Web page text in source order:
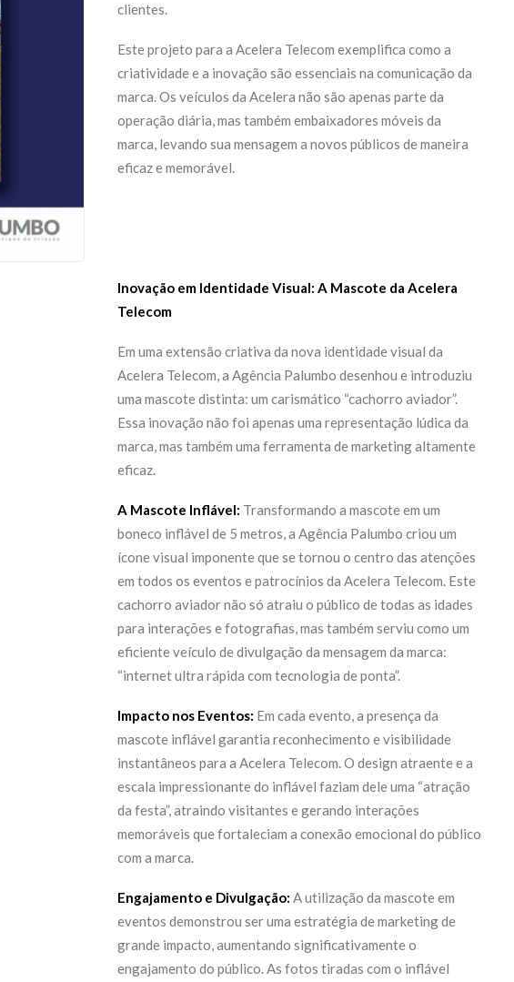
clientes.
Este projeto para a Acelera Telecom exemplifica como a
criatividade e a inovação são essenciais na comunicação da
marca. Os veículos da Acelera não são apenas parte da
operação diária, mas também embaixadores móveis da
marca, levando sua mensagem a novos públicos de maneira
eficaz e memorável.
Inovação em Identidade Visual: A Mascote da Acelera
Telecom
Em uma extensão criativa da nova identidade visual da
Acelera Telecom, a Agência Palumbo desenhou e introduziu
uma mascote distinta: um carismático “cachorro aviador”.
Essa inovação não foi apenas uma representação lúdica da
marca, mas também uma ferramenta de marketing altamente
eficaz.
A Mascote Inflável: Transformando a mascote em um
boneco inflável de 5 metros, a Agência Palumbo criou um
ícone visual imponente que se tornou o centro das atenções
em todos os eventos e patrocínios da Acelera Telecom. Este
cachorro aviador não só atraiu o público de todas as idades
para interações e fotografias, mas também serviu como um
eficiente veículo de divulgação da mensagem da marca:
“internet ultra rápida com tecnologia de ponta”.
Impacto nos Eventos: Em cada evento, a presença da
mascote inflável garantia reconhecimento e visibilidade
instantâneos para a Acelera Telecom. O design atraente e a
escala impressionante do inflável faziam dele uma “atração
da festa”, atraindo visitantes e gerando interações
memoráveis que fortaleciam a conexão emocional do público
com a marca.
Engajamento e Divulgação: A utilização da mascote em
eventos demonstrou ser uma estratégia de marketing de
grande impacto, aumentando significativamente o
engajamento do público. As fotos tiradas com o inflável